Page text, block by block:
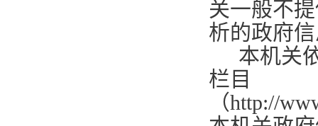
关一般不
析的政府
本机关
栏目
（http://